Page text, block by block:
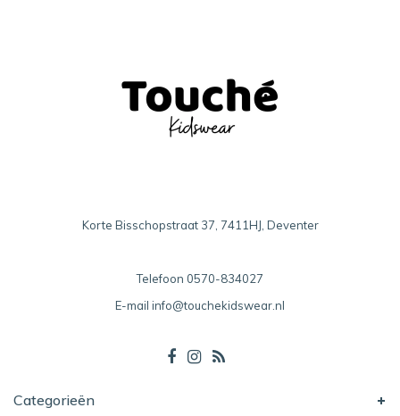
Korte Bisschopstraat 37, 7411HJ, Deventer
Telefoon 0570-834027
E-mail info@touchekidswear.nl
Categorieën